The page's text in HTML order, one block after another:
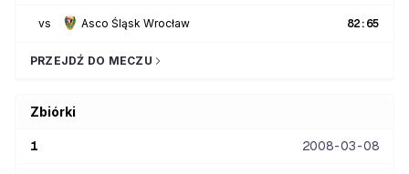
vs Asco Śląsk Wrocław 82 : 65
PRZEJDŹ DO MECZU
Zbiórki
1 2008-03-08